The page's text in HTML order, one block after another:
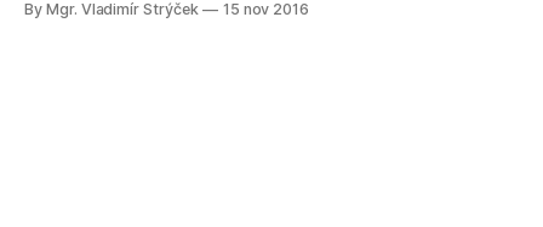
By Mgr. Vladimír Strýček 15 nov 2016